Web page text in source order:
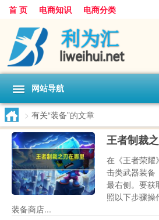
首 页 电商知识 电商分类
网站导航
> 有关“装备”的文章
王者制裁
在《王者荣耀
击类武器装备
最右侧。要获
照以下步骤操
装备商店...